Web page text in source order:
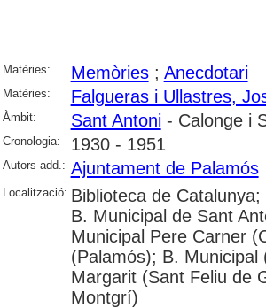
Matèries: Memòries; Anecdotari
Matèries: Falgueras i Ullastres,
Àmbit: Sant Antoni- Calonge i
Cronologia: 1930 - 1951
Autors add.: Ajuntament de Palamós
Localització: Biblioteca de
B. Municipal de Sant
Municipal Pere Carner
(Palamós); B.
Margarit (Sant Feliu de
Montgrí)